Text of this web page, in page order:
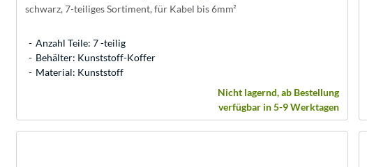
schwarz, 7-teiliges Sortiment, für Kabel bis 6mm²
Anzahl Teile: 7 -teilig
Behälter: Kunststoff-Koffer
Material: Kunststoff
Nicht lagernd, ab Bestellung
verfügbar in 5-9 Werktagen